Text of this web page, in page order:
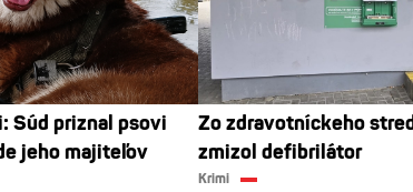
Súd priznal psovi
jeho majiteľov
Zo zdravotníckeho
zmizol defibrilátor
Krimi